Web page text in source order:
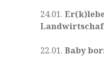
24.01.
22.01.Baby